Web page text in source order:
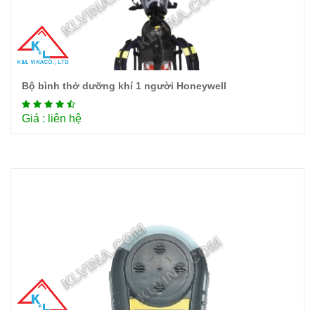
Chi tiết
Bộ bình thở dưỡng khí 1 người Honeywell
Giá : liên hệ